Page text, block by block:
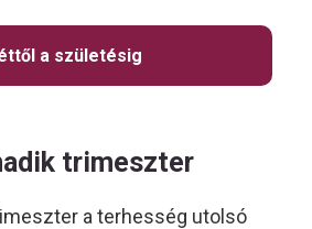
a születésig
trimeszter
a terhesség utolsó